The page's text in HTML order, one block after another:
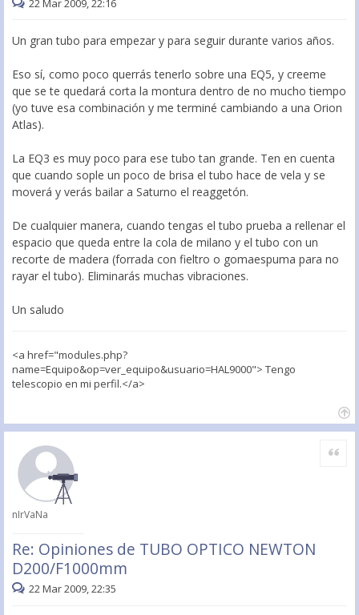
Un gran tubo para empezar y para seguir durante varios años.
Eso sí, como poco querrás tenerlo sobre una EQ5, y creeme
que se te quedará corta la montura dentro de no mucho tiempo
(yo tuve esa combinación y me terminé cambiando a una Orion
Atlas).
La EQ3 es muy poco para ese tubo tan grande. Ten en cuenta
que cuando sople un poco de brisa el tubo hace de vela y se
moverá y verás bailar a Saturno el reaggetón.
De cualquier manera, cuando tengas el tubo prueba a rellenar el
espacio que queda entre la cola de milano y el tubo con un
recorte de madera (forrada con fieltro o gomaespuma para no
rayar el tubo). Eliminarás muchas vibraciones.
Un saludo
<a href="modules.php?
name=Equipo&op=ver_equipo&usuario=HAL9000"> Tengo
telescopio en mi perfil.</a>
nIrVaNa
Re: Opiniones de TUBO OPTICO NEWTON
D200/F1000mm
Citar
22 Mar 2009, 22:35